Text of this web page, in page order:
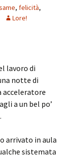
, felicità,
Lore!
lavoro di
notte di
acceleratore
a un bel po’
arrivato in aula
sistemata